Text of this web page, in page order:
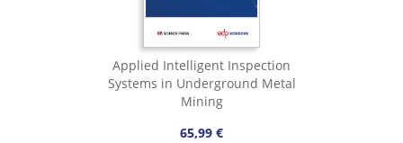
Applied Intelligent Inspection
Systems in Underground Metal
Mining
65,99 €